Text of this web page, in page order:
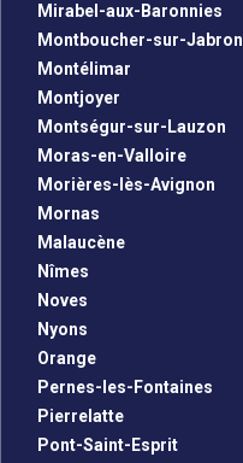
Mirabel-aux-Baronnies
Montboucher-sur-Jabron
Montélimar
Montjoyer
Montségur-sur-Lauzon
Moras-en-Valloire
Morières-lès-Avignon
Mornas
Malaucène
Nîmes
Noves
Nyons
Orange
Pernes-les-Fontaines
Pierrelatte
Pont-Saint-Esprit